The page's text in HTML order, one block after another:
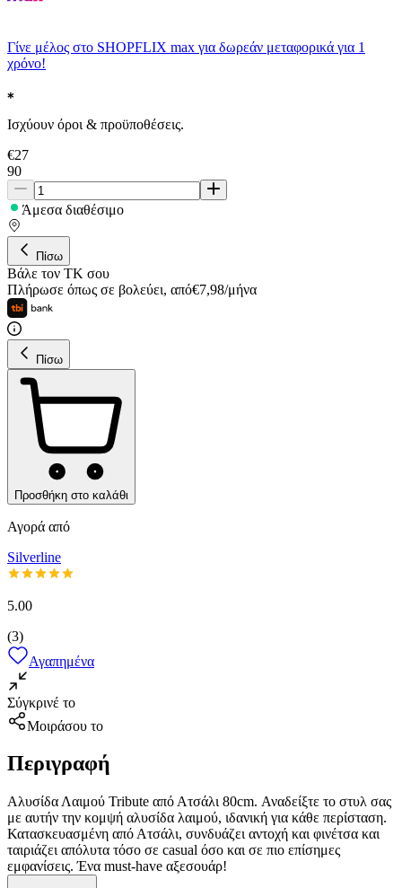
Γίνε μέλος στο SHOPFLIX max για δωρεάν μεταφορικά για 1
χρόνο!
Ισχύουν όροι & προϋποθέσεις.
€27
90
Άμεσα διαθέσιμο
Πίσω
Βάλε τον ΤΚ σου
Πλήρωσε όπως σε βολεύει, από€7,98/μήνα
Πίσω
Προσθήκη στο καλάθι
Αγορά από
Silverline
5.00
(3)
Αγαπημένα
Σύγκρινέ το
Μοιράσου το
Περιγραφή
Αλυσίδα Λαιμού Tribute από Ατσάλι 80cm. Αναδείξτε το στυλ σας
με αυτήν την κομψή αλυσίδα λαιμού, ιδανική για κάθε περίσταση.
Κατασκευασμένη από Ατσάλι, συνδυάζει αντοχή και φινέτσα και
ταιριάζει απόλυτα τόσο σε casual όσο και σε πιο επίσημες
εμφανίσεις. Ένα must-have αξεσουάρ!